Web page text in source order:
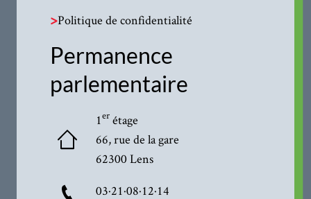
>Politique de confidentialité
Permanence
parlementaire
1erétage
66, rue de la gare
62300 Lens
03·21·08·12·14